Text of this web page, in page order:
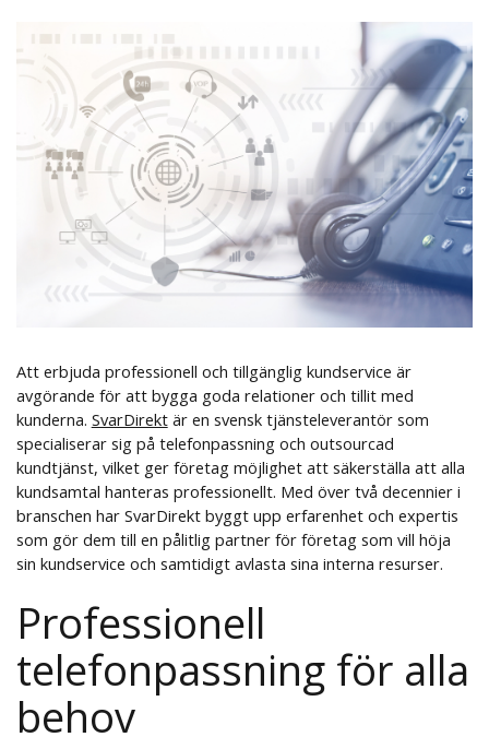
Att erbjuda professionell och tillgänglig kundservice är
avgörande för att bygga goda relationer och tillit med
kunderna. SvarDirektär en svensk tjänsteleverantör som
specialiserar sig på telefonpassning och outsourcad
kundtjänst, vilket ger företag möjlighet att säkerställa att alla
kundsamtal hanteras professionellt. Med över två decennier i
branschen har SvarDirekt byggt upp erfarenhet och expertis
som gör dem till en pålitlig partner för företag som vill höja
sin kundservice och samtidigt avlasta sina interna resurser.
Professionell
telefonpassning för alla
behov